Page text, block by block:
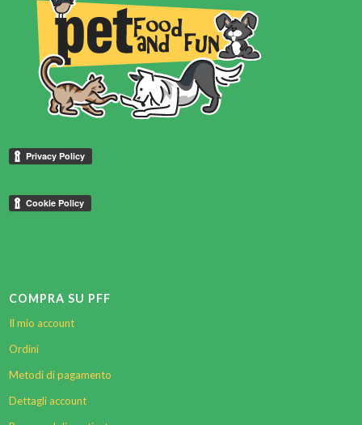
COMPRA SU PFF
Il mio account
Ordini
Metodi di pagamento
Dettagli account